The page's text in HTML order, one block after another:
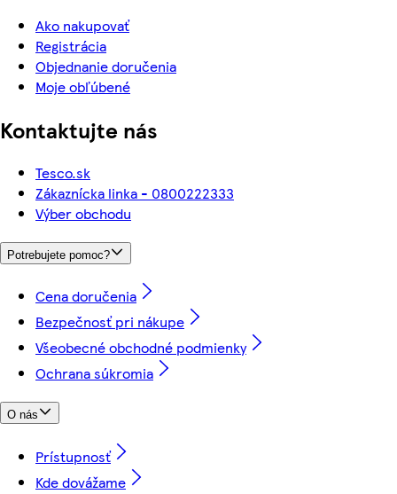
Ako nakupovať
Registrácia
Objednanie doručenia
Moje obľúbené
Kontaktujte nás
Tesco.sk
Zákaznícka linka - 0800222333
Výber obchodu
Potrebujete pomoc?
Cena doručenia
Bezpečnosť pri nákupe
Všeobecné obchodné podmienky
Ochrana súkromia
O nás
Prístupnosť
Kde dovážame